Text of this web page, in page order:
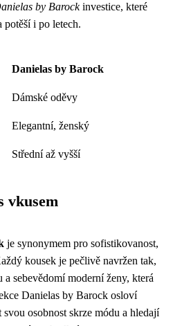
by Barockinvestice, které
i po letech.
Danielas by Barock
Dámské oděvy
Elegantní, ženský
Střední až vyšší
vkusem
je synonymem pro sofistikovanost,
kousek je pečlivě navržen tak,
sebevědomí moderní ženy, která
Danielas by Barock osloví
osobnost skrze módu a hledají